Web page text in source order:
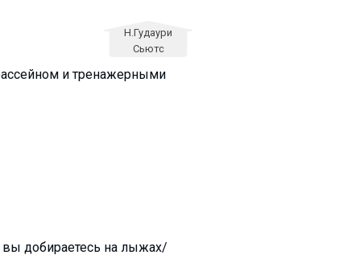
Н.Гудаури
Сьютс
и тренажерными
вы добираетесь на лыжах/